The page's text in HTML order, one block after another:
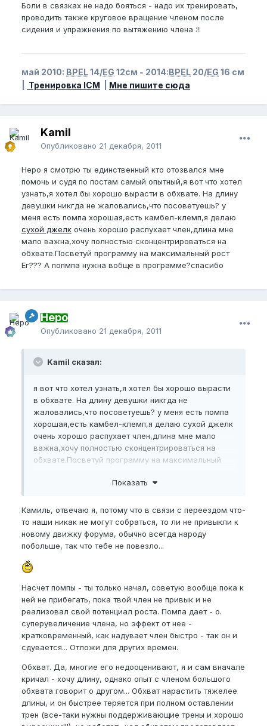
Боли в связках не надо бояться - надо их тренировать,
проводить также круговое вращение членом после
сидения и упражнения по вытяжению члена :!:
май 2010: BPEL14/EG 12см - 2014:BPEL 20/EG 16 см
Тренировка ICM Мне пишите сюда
Kamil
Опубликовано 21 декабря, 2011
Неро я смотрю ты единственный кто отозвался мне
помочь и судя по постам самый опытный,я вот что хотел
узнать,я хотел бы хорошо вырасти в обхвате. На длину
девушки никгда не жаловались,что посоветуешь? у
меня есть помпа хорошая,есть камбел-клемп,я делаю
сухой джелк очень хорошо распухает член,длина мне
мало важна,хочу полностью сконцентрироваться на
обхвате.Посветуй программу на максимальный рост
Ег??? А попмпа нужна вобще в программе?спасибо
Неро
Опубликовано 21 декабря, 2011
Kamil сказал:
я вот что хотел узнать,я хотел бы хорошо вырасти
в обхвате. На длину девушки никгда не
жаловались,что посоветуешь? у меня есть помпа
хорошая,есть камбел-клемп,я делаю сухой джелк
очень хорошо распухает член,длина мне мало
важна,хочу полностью сконцентрироваться на
обхвате.Посветуй программу на максимальный
Показать
Камиль, отвечаю я, потому что в связи с переездом что-
то наши никак не могут собраться, то ли не привыкли к
новому движку форума, обычно всегда народу
побольше, так что тебе не повезло...
Насчет помпы - ты только начал, советую вообще пока к
ней не прибегать, пока твой член не привык и не
реализовал свой потенциал роста. Помпа дает - о.
суперувеличение члена, но эффект от нее -
кратковременный, как надувает член быстро - так он и
сдувается... Отложи для других времен.
Обхват. Да, многие его недооценивают, я и сам вначале
кричал - хочу длину, однако опыт с членом большого
обхвата говорит о другом... Обхват нарастить тяжелее
длины, и он быстрее теряется при полном оставлении
трен (все-таки нужны поддерживающие трены и хорошо